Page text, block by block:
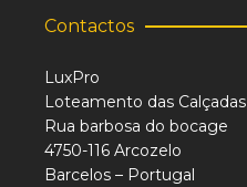
Contactos
LuxPro
Loteamento das Calçadas
Rua barbosa do bocage
4750-116 Arcozelo
Barcelos – Portugal